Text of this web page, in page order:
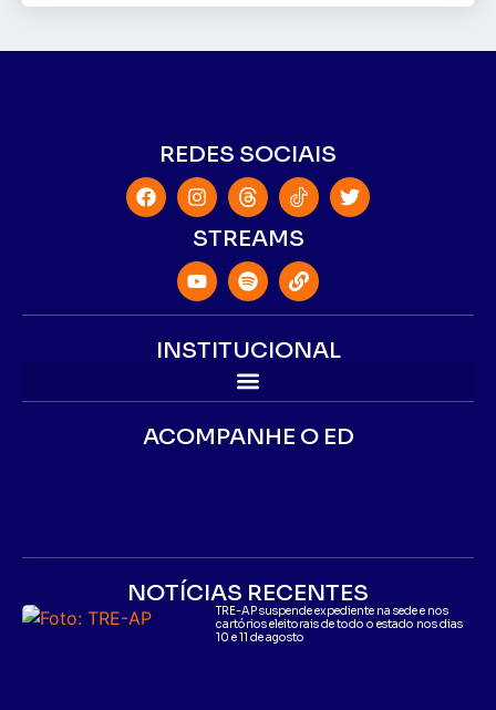
REDES SOCIAIS
STREAMS
INSTITUCIONAL
ACOMPANHE O ED
NOTÍCIAS RECENTES
TRE-AP suspende expediente na sede e nos
cartórios eleitorais de todo o estado nos dias
10 e 11 de agosto